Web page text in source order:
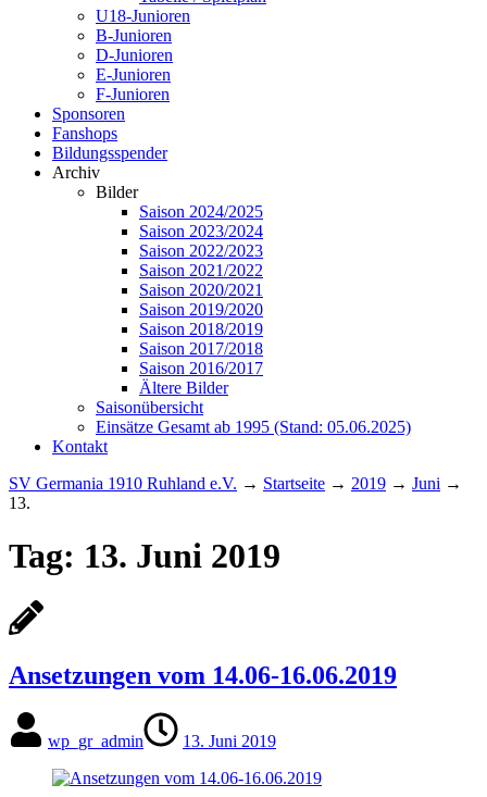
U18-Junioren
B-Junioren
D-Junioren
E-Junioren
F-Junioren
Sponsoren
Fanshops
Bildungsspender
Archiv
Bilder
Saison 2024/2025
Saison 2023/2024
Saison 2022/2023
Saison 2021/2022
Saison 2020/2021
Saison 2019/2020
Saison 2018/2019
Saison 2017/2018
Saison 2016/2017
Ältere Bilder
Saisonübersicht
Einsätze Gesamt ab 1995 (Stand: 05.06.2025)
Kontakt
SV Germania 1910 Ruhland e.V. → Startseite → 2019 → Juni →
13.
Tag: 13. Juni 2019
Ansetzungen vom 14.06-16.06.2019
wp_gr_admin 13. Juni 2019